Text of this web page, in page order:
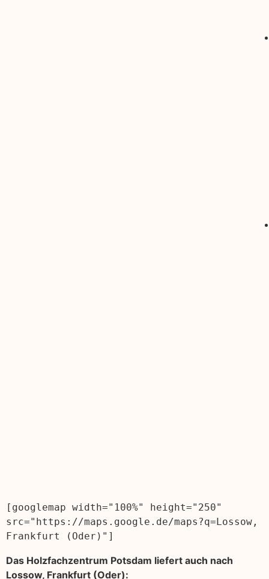
[googlemap width="100%" height="250"
src="https://maps.google.de/maps?q=Lossow,
Frankfurt (Oder)"]
Das Holzfachzentrum Potsdam liefert auch nach
Lossow, Frankfurt (Oder):